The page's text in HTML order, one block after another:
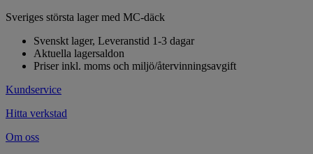
Sveriges största lager med MC-däck
Svenskt lager, Leveranstid 1-3 dagar
Aktuella lagersaldon
Priser inkl. moms och miljö/återvinningsavgift
Kundservice
Hitta verkstad
Om oss